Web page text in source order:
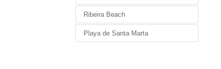
Ribeira Beach
Playa de Santa Marta